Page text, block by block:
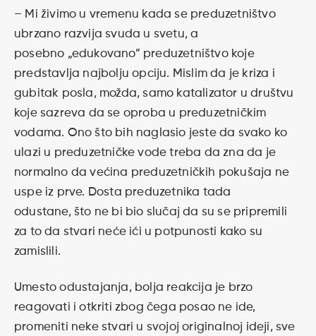
– Mi živimo u vremenu kada se preduzetništvo
ubrzano razvija svuda u svetu, a
posebno „edukovano” preduzetništvo koje
predstavlja najbolju opciju. Mislim da je kriza i
gubitak posla, možda, samo katalizator u društvu
koje sazreva da se oproba u preduzetničkim
vodama. Ono što bih naglasio jeste da svako ko
ulazi u preduzetničke vode treba da zna da je
normalno da većina preduzetničkih pokušaja ne
uspe iz prve. Dosta preduzetnika tada
odustane, što ne bi bio slučaj da su se pripremili
za to da stvari neće ići u potpunosti kako su
zamislili.
Umesto odustajanja, bolja reakcija je brzo
reagovati i otkriti zbog čega posao ne ide,
promeniti neke stvari u svojoj originalnoj ideji, sve